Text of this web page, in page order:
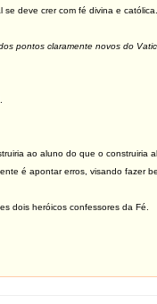
deve crer com fé divina e católica.
pontos claramente novos do
ao aluno do que o construiria
é apontar erros, visando fazer
dois heróicos confessores da Fé.